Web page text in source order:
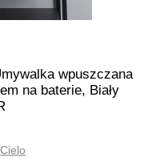
wpuszczana
na baterie, Biały
Cielo